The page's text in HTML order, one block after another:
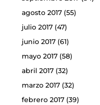
agosto 2017(55)
julio 2017(47)
junio 2017(61)
mayo 2017(58)
abril 2017(32)
marzo 2017(32)
febrero 2017(39)